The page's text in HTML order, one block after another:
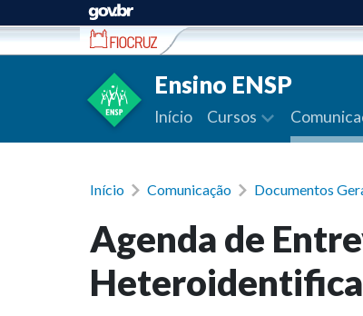
Ir para conteúdo
Ensino ENSP
Início Cursos
Início Comunicação Documentos
Agenda de